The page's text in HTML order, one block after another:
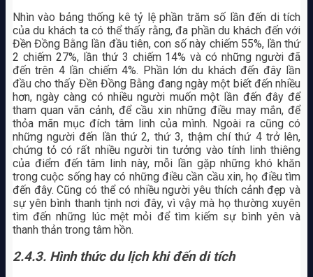
Nhìn vào bảng thống kê tỷ lệ phần trăm số lần đến di tích
của du khách ta có thể thấy rằng, đa phần du khách đến với
Đền Đồng Bằng lần đầu tiên, con số này chiếm 55%, lần thứ
2 chiếm 27%, lần thứ 3 chiếm 14% và có những người đã
đến trên 4 lần chiếm 4%. Phần lớn du khách đến đây lần
đầu cho thấy Đền Đồng Bằng đang ngày một biết đến nhiều
hơn, ngày càng có nhiều người muốn một lần đến đây để
tham quan vãn cảnh, để cầu xin những điều may mắn, để
thỏa mãn mục đích tâm linh của mình. Ngoài ra cũng có
những người đến lần thứ 2, thứ 3, thậm chí thứ 4 trở lên,
chứng tỏ có rất nhiều người tin tưởng vào tính linh thiêng
của điểm đến tâm linh này, mỗi lần gặp những khó khăn
trong cuộc sống hay có những điều cần cầu xin, họ điều tìm
đến đây. Cũng có thể có nhiều người yêu thích cảnh đẹp và
sự yên bình thanh tịnh nơi đây, vì vậy mà họ thường xuyên
tìm đến những lúc mệt mỏi để tìm kiếm sự bình yên và
thanh thản trong tâm hồn.
2.4.3. Hình thức du lịch khi đến di tích